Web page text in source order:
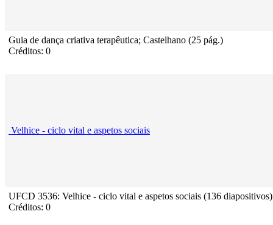
Guia de dança criativa terapêutica; Castelhano (25 pág.)
Créditos: 0
Velhice - ciclo vital e aspetos sociais
UFCD 3536: Velhice - ciclo vital e aspetos sociais (136 diapositivos)
Créditos: 0